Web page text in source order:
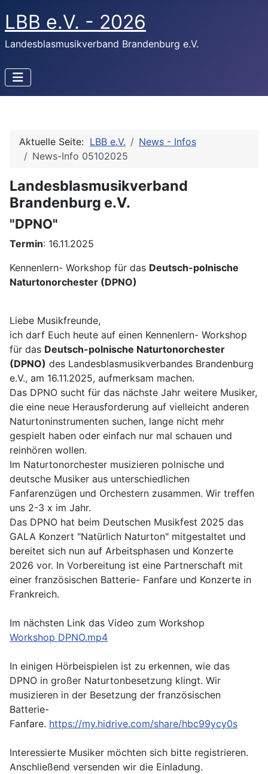
LBB e.V. - 2026
Landesblasmusikverband Brandenburg e.V.
Aktuelle Seite: LBB e.V.
News - Infos
News-Info 05102025
Landesblasmusikverband
Brandenburg e.V.
"DPNO"
Termin: 16.11.2025
Kennenlern- Workshop für das Deutsch-polnische
Naturtonorchester (DPNO)
Liebe Musikfreunde,
ich darf Euch heute auf einen Kennenlern- Workshop
für das Deutsch-polnische Naturtonorchester
(DPNO) des Landesblasmusikverbandes Brandenburg
e.V., am 16.11.2025, aufmerksam machen.
Das DPNO sucht für das nächste Jahr weitere Musiker,
die eine neue Herausforderung auf vielleicht anderen
Naturtoninstrumenten suchen, lange nicht mehr
gespielt haben oder einfach nur mal schauen und
reinhören wollen.
Im Naturtonorchester musizieren polnische und
deutsche Musiker aus unterschiedlichen
Fanfarenzügen und Orchestern zusammen. Wir treffen
uns 2-3 x im Jahr.
Das DPNO hat beim Deutschen Musikfest 2025 das
GALA Konzert "Natürlich Naturton" mitgestaltet und
bereitet sich nun auf Arbeitsphasen und Konzerte
2026 vor. In Vorbereitung ist eine Partnerschaft mit
einer französischen Batterie- Fanfare und Konzerte in
Frankreich.
Im nächsten Link das Video zum Workshop
Workshop DPNO.mp4
In einigen Hörbeispielen ist zu erkennen, wie das
DPNO in großer Naturtonbesetzung klingt. Wir
musizieren in der Besetzung der französischen
Batterie-
Fanfare. https://my.hidrive.com/share/hbc99ycy0s
Interessierte Musiker möchten sich bitte registrieren.
Anschließend versenden wir die Einladung.